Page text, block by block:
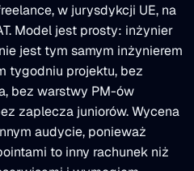
w jurysdykcji UE, na
Model jest prosty: inżynier
jest tym samym inżynierem
tygodniu projektu, bez
bez warstwy PM-ów
zaplecza juniorów. Wycena
audycie, ponieważ
to inny rachunek niż